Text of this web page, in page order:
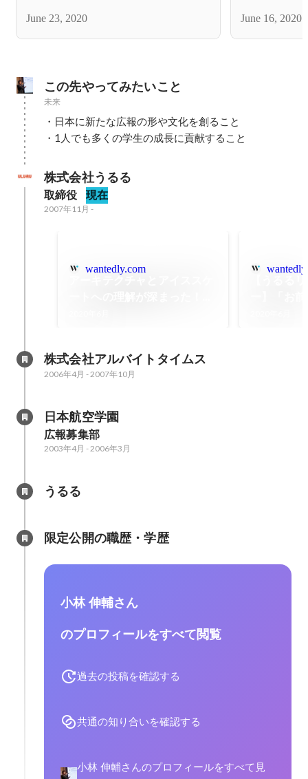
June 23, 2020
辞める」断
た
June 16, 2020
この先やってみたいこと
未来
・日本に新たな広報の形や文化を創ること
・1人でも多くの学生の成長に貢献すること
株式会社うるる
取締役 現在
2007年11月 -
wantedly.com
株式会社アルバイトタイムス
2006年4月 - 2007年10月
日本航空学園
広報募集部
2003年4月 - 2006年3月
うるる
限定公開の職歴・学歴
小林 伸輔さん
のプロフィールをすべて閲覧
過去の投稿を確認する
共通の知り合いを確認する
小林 伸輔さんのプロフィールをすべて見